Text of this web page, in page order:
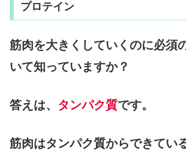
プロテイン
筋肉を大きくしていくのに必須
いて知っていますか？
答えは、 タンパク質です。
筋肉はタンパク質からできてい